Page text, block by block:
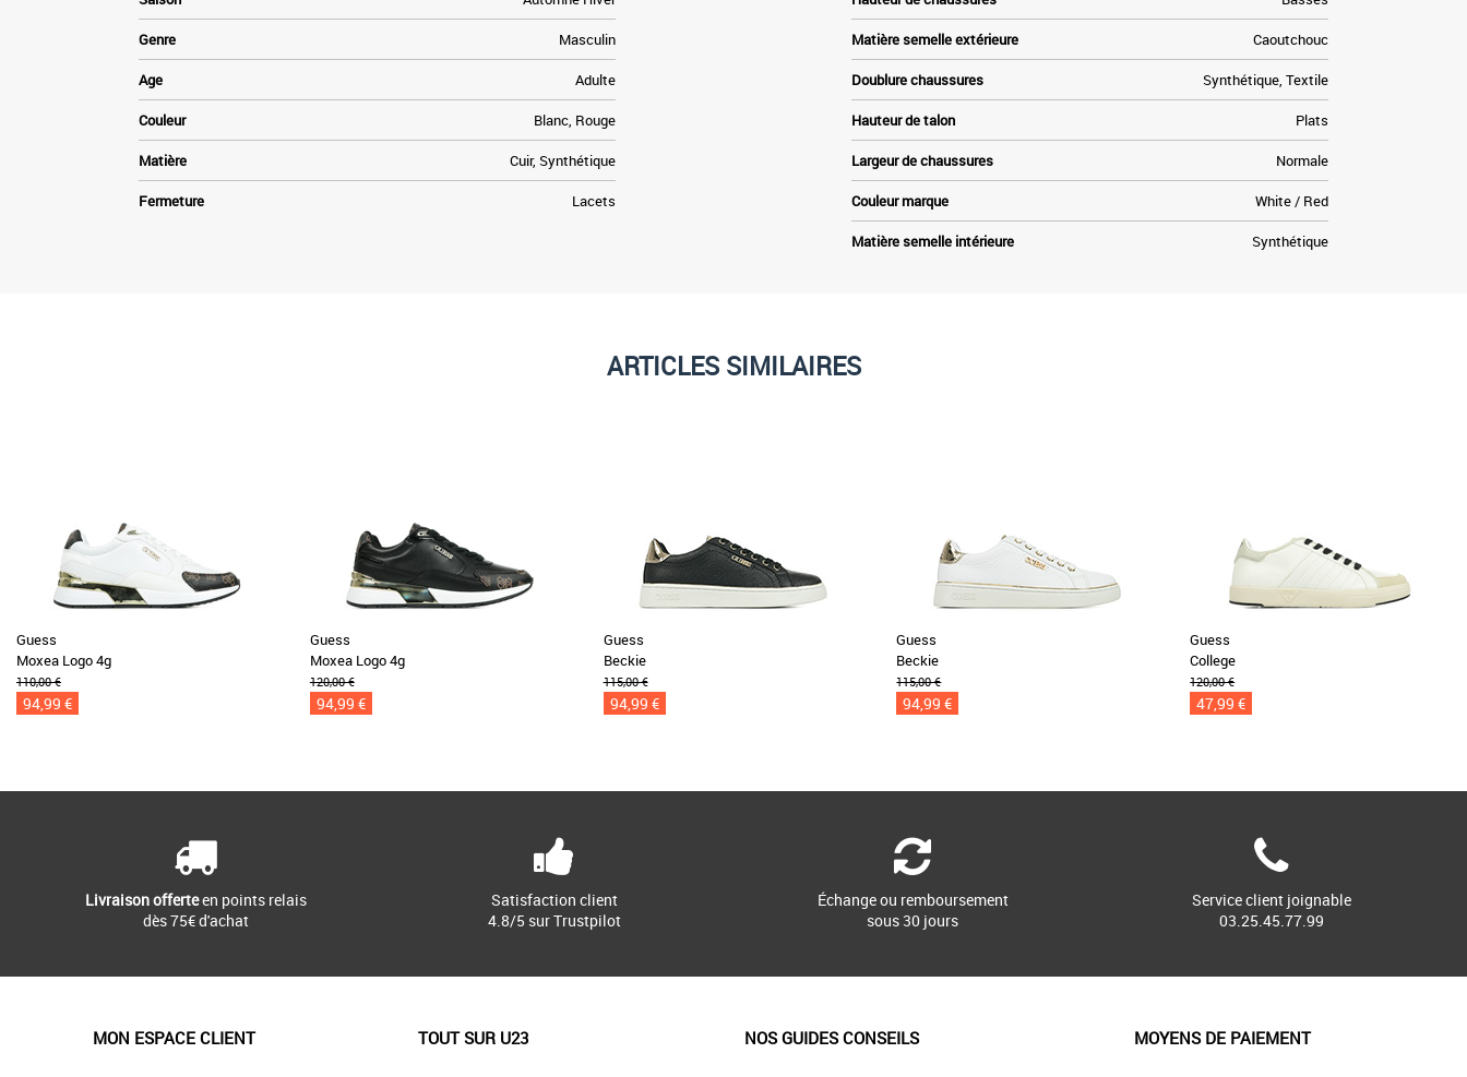
Genre Masculin
Age Adulte
Couleur Blanc, Rouge
Matière Cuir, Synthétique
Fermeture Lacets
Matière semelle extérieure Caoutchouc
Doublure chaussures Synthétique, Textile
Hauteur de talon Plats
Largeur de chaussures Normale
Couleur marque White / Red
Matière semelle intérieure Synthétique
ARTICLES SIMILAIRES
Guess
Moxea Logo 4g
110,00 €
94,99 €
Guess
Moxea Logo 4g
120,00 €
94,99 €
Guess
Beckie
115,00 €
94,99 €
Guess
Beckie
115,00 €
94,99 €
Guess
College
120,00 €
47,99 €
Livraison offerteen points relais
dès 75€ d'achat
Satisfaction client
4.8/5 sur Trustpilot
Échange ou remboursement
sous 30 jours
Service client joignable
03.25.45.77.99
MON ESPACE CLIENT TOUT SUR U23 NOS GUIDES CONSEILS MOYENS DE PAIEMENT